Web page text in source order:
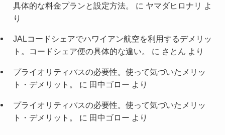
具体的な料金プランと設定方法。
に ヤマダヒロナリ
よ
り
JALコードシェアでハワイアン航空を利用するデメリッ
ト。コードシェア便の具体的な違い。
に さとん より
プライオリティパスの必要性。使って気づいたメリッ
ト・デメリット。
に 田中ゴロー より
プライオリティパスの必要性。使って気づいたメリッ
ト・デメリット。
に 田中ゴロー より